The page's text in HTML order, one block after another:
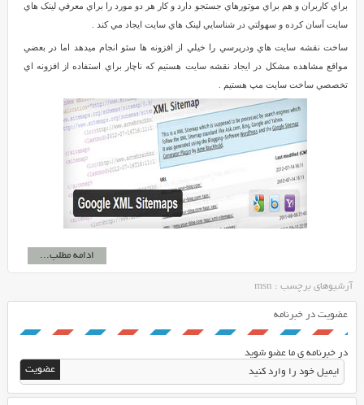
براي کاربران و هم براي موتورهاي جستجو دارد و کار هر دو مورد را براي معرفي لينک هاي
سايت آسان کرده و سهولتي در شناسايي لينک هاي سايت ايجاد مي کند .
ساخت نقشه سايت هاي ودرپرسي را خيلي از افزونه ها سئو انجام ميدهد اما در بعضي
مواقع مشاهده مشکل در ايجاد نقشه سايت هستيم که ناچار براي استفاده از افزونه اي
تخصصي ساخت سايت مپ هستيم .
ادامه مطلب...
آرشیوهای برچسب : msn
عضویت در خبرنامه
در خبرنامه ی ما عضو شوید